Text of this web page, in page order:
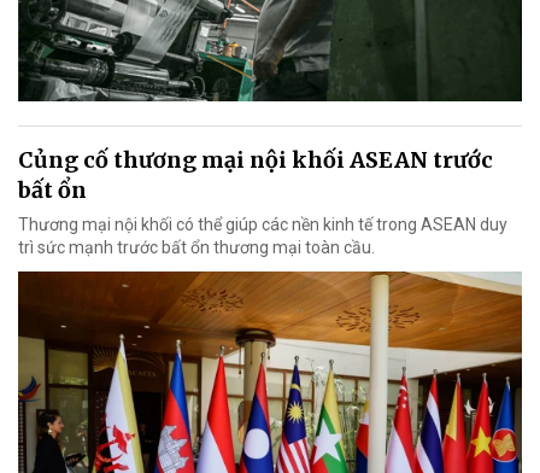
Củng cố thương mại nội khối ASEAN trước
bất ổn
Thương mại nội khối có thể giúp các nền kinh tế trong ASEAN duy
trì sức mạnh trước bất ổn thương mại toàn cầu.